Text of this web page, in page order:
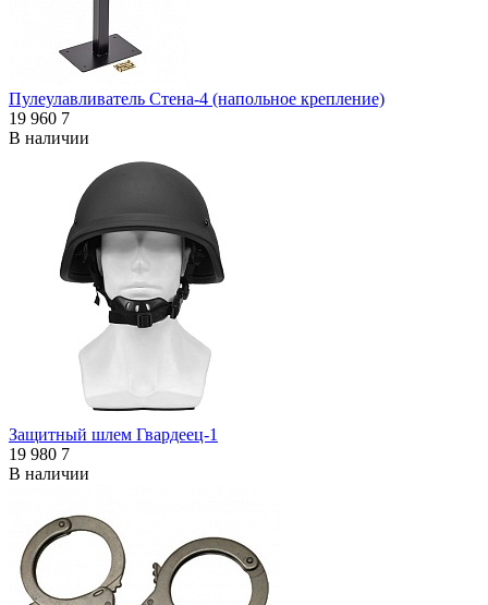
Пулеулавливатель Стена-4 (напольное крепление)
19 960 7
В наличии
Защитный шлем Гвардеец-1
19 980 7
В наличии